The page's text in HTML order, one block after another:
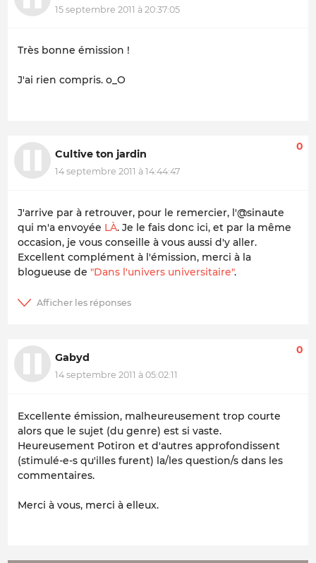
15 septembre 2011 à 20:37:05
Très bonne émission !
J'ai rien compris. o_O
Cultive ton jardin
14 septembre 2011 à 14:44:47
0
J'arrive par à retrouver, pour le remercier, l'@sinaute
qui m'a envoyée LÀ. Je le fais donc ici, et par la même
occasion, je vous conseille à vous aussi d'y aller.
Excellent complément à l'émission, merci à la
blogueuse de "Dans l'univers universitaire".
Gabyd
14 septembre 2011 à 05:02:11
0
Excellente émission, malheureusement trop courte
alors que le sujet (du genre) est si vaste.
Heureusement Potiron et d'autres approfondissent
(stimulé-e-s qu'illes furent) la/les question/s dans les
commentaires.
Merci à vous, merci à elleux.